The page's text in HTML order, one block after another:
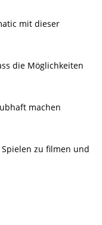
mit dieser
die Möglichkeiten
machen
zu filmen und